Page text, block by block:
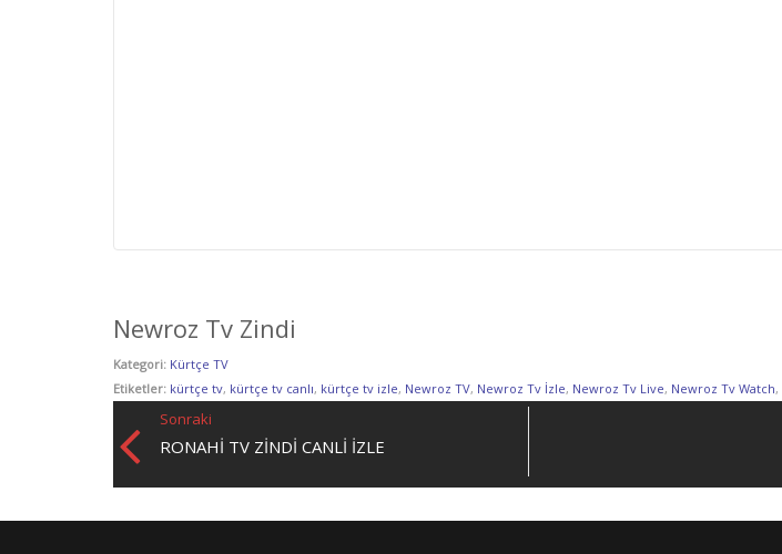
Newroz Tv Zindi
Kategori: Kürtçe TV
Etiketler: kürtçe tv, kürtçe tv canlı, kürtçe tv izle, Newroz TV, Newroz Tv İzle, Newroz Tv Live, Newroz Tv Watch,
Sonraki
RONAHI TV ZINDI CANLI İZLE